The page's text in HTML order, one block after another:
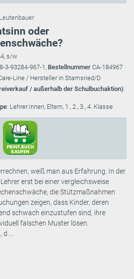
oder
s/w
3-93284-967-1, Bestellnummer CA-184967
Line / Hersteller in Stamsried/D
/ außerhalb der Schulbuchaktion):
: Lehrer:innen, Eltern, 1., 2., 3., 4. Klasse
weiß man aus Erfahrung. In der
erst bei einer vergleichsweise
die Stützmaßnahmen
zeigen, dass Kinder, deren
schwach einzustufen sind, ihre
falschen Muster lösen.
...